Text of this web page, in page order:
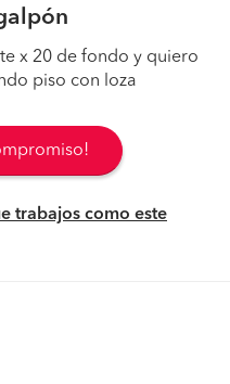
x 20 de fondo y quiero
piso con loza
trabajos como este